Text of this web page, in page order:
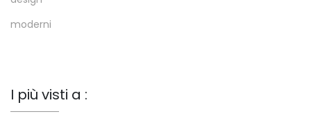
moderni
I più visti a :